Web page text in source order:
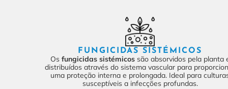
FUNGICIDAS SISTÉMICOS
Os fungicidas sistémicossão absorvidos pela planta
distribuídos através do sistema vascular para
uma proteção interna e prolongada. Ideal para
susceptíveis a infecções profundas.